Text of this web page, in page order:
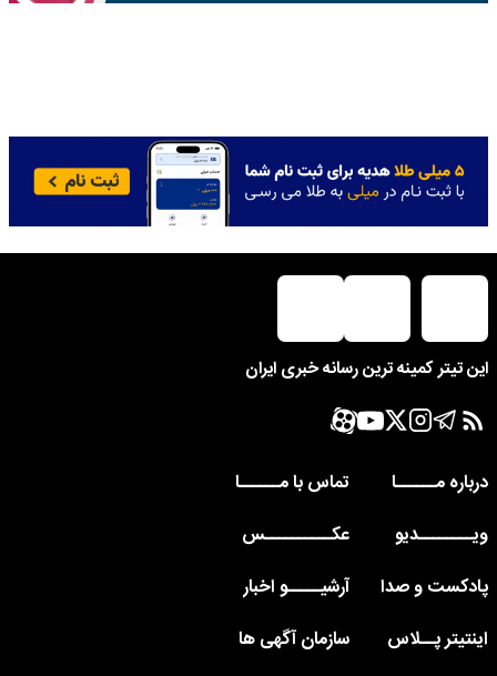
این تیتر کمینه ترین رسانه خبری ایران
درباره مــــــا
تماس با مــــــا
ویــــــــدیو
عکــــــــــس
پادکست و صدا
آرشیـــــو اخبار
اینتیتر پــلاس
سازمان آگهی ها